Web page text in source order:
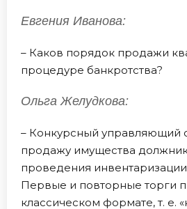
Евгения Иванова:
– Каков порядок продажи
процедуре банкротства?
Ольга Желудкова:
– Конкурсный управляющий
продажу имущества
проведения
Первые и повторные торги
классическом формате, т. е.